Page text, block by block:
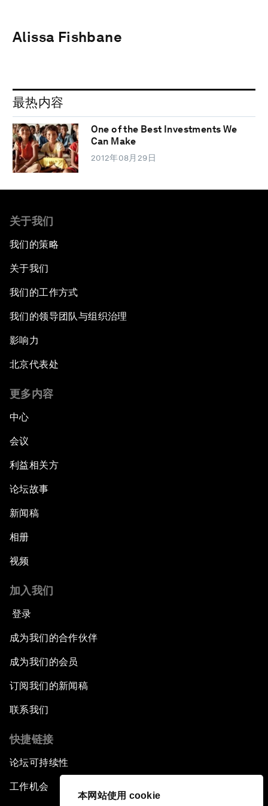
本网站使用 cookie
Alissa Fishbane
最热内容
One of the Best Investments We
Can Make
2012年08月29日
关于我们
我们的策略
关于我们
我们的工作方式
我们的领导团队与组织治理
影响力
北京代表处
更多内容
中心
会议
利益相关方
论坛故事
新闻稿
相册
视频
加入我们
登录
成为我们的合作伙伴
成为我们的会员
订阅我们的新闻稿
联系我们
快捷链接
论坛可持续性
工作机会